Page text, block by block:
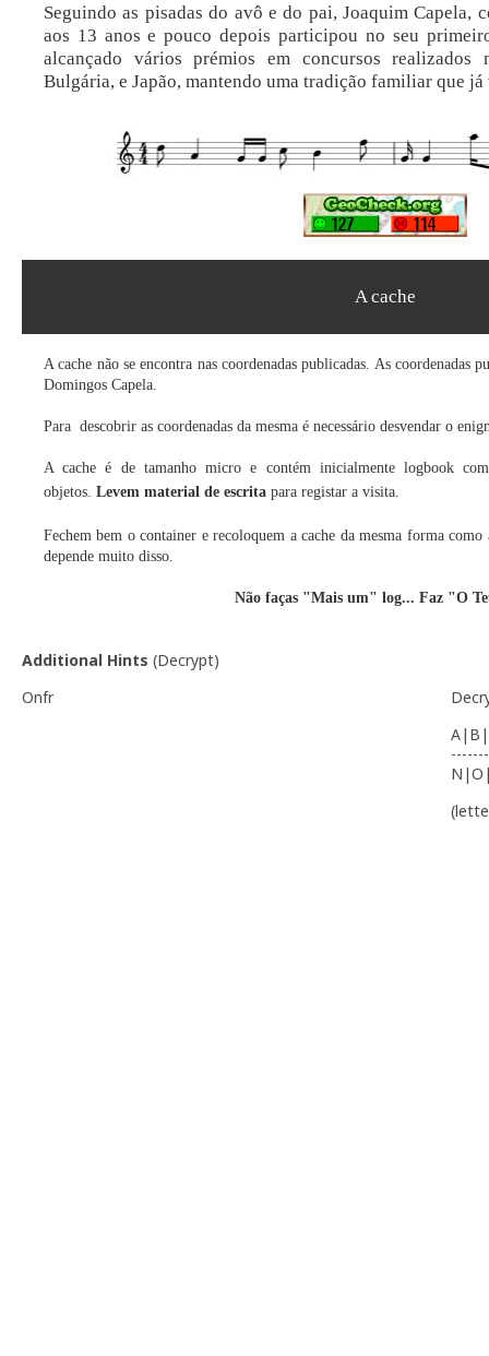
Seguindo as pisadas do avô e do pai, Joaquim
aos 13 anos e pouco depois participou no seu
alcançado vários prémios em concursos realizados
Bulgária, e Japão, mantendo uma tradição familiar que
A cache
A cache não se encontra nas coordenadas publicadas. As coordenadas
Domingos Capela.
Para descobrir as coordenadas da mesma é necessário desvendar o
A cache é de tamanho micro e contém inicialmente logbook
objetos. Levem material de escrita para registar a visita.
Fechem bem o container e recoloquem a cache da mesma forma
depende muito disso.
Não faças "Mais um" log... Faz "O
Additional Hints (Decrypt)
Onfr